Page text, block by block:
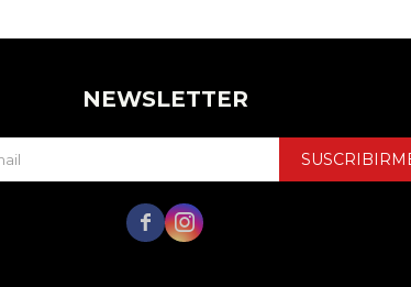
NEWSLETTER
 